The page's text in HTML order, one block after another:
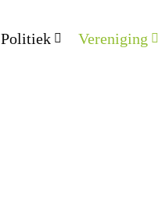
Politiek Vereniging